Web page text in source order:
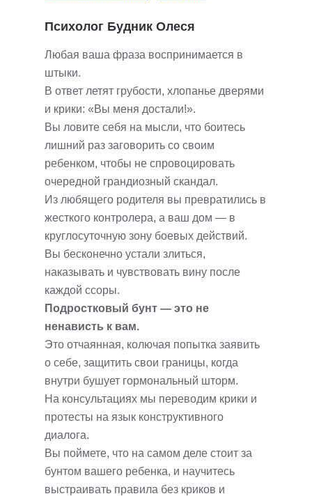
Психолог Будник Олеся
Любая ваша фраза воспринимается в
штыки.
В ответ летят грубости, хлопанье дверями
и крики: «Вы меня достали!».
Вы ловите себя на мысли, что боитесь
лишний раз заговорить со своим
ребенком, чтобы не спровоцировать
очередной грандиозный скандал.
Из любящего родителя вы превратились в
жесткого контролера, а ваш дом — в
круглосуточную зону боевых действий.
Вы бесконечно устали злиться,
наказывать и чувствовать вину после
каждой ссоры.
Подростковый бунт — это не
ненависть к вам.
Это отчаянная, колючая попытка заявить
о себе, защитить свои границы, когда
внутри бушует гормональный шторм.
На консультациях мы переводим крики и
протесты на язык конструктивного
диалога.
Вы поймете, что на самом деле стоит за
бунтом вашего ребенка, и научитесь
выстраивать правила без криков и